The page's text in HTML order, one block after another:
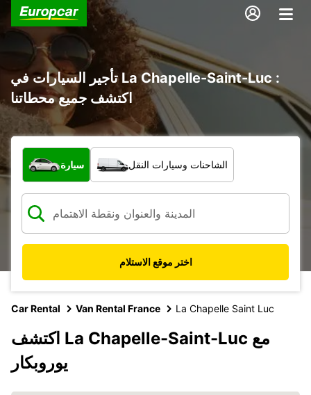
تأجير السيارات في La Chapelle-Saint-Luc :
اكتشف جميع محطاتنا
ما نوع المركبة؟
سيارة الشاحنات وسيارات النقل
اختر موقع الاستلام
Car Rental Van Rental France La Chapelle Saint Luc
اكتشف La Chapelle-Saint-Luc مع
يوروبكار